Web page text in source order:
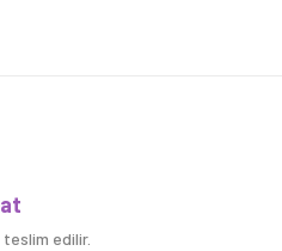
teslim edilir.